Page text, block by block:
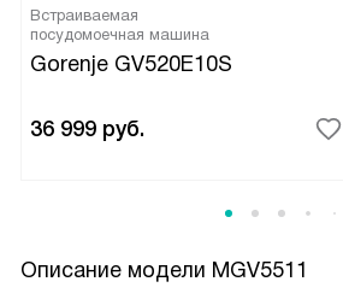
Встраиваемая
посудомоечная машина
Gorenje GV520E10S
36 999 руб.
Описание модели MGV5511